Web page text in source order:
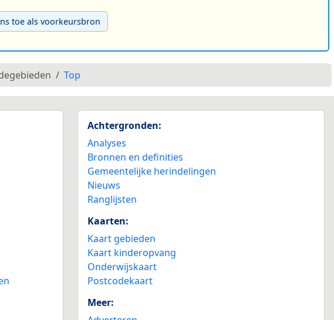
toe als voorkeursbron
Top
Achtergronden:
Analyses
Bronnen en definities
Gemeentelijke herindelingen
Nieuws
Ranglijsten
Kaarten:
Kaart gebieden
Kaart kinderopvang
Onderwijskaart
Postcodekaart
Meer: